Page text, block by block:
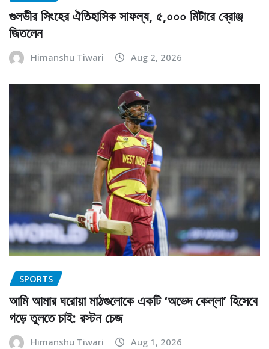
গুলভীর সিংহের ঐতিহাসিক সাফল্য, ৫,০০০ মিটারে ব্রোঞ্জ
জিতলেন
Himanshu Tiwari Aug 2, 2026
SPORTS
আমি আমার ঘরোয়া মাঠগুলোকে একটি ‘অভেদ কেল্লা’ হিসেবে
গড়ে তুলতে চাই: রস্টন চেজ
Himanshu Tiwari Aug 1, 2026